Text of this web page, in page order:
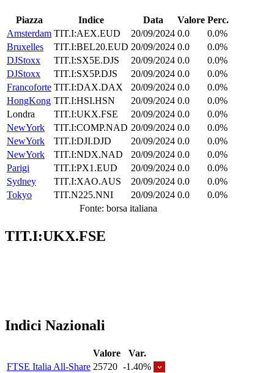
Piazza Indice Data Valore Perc.
Amsterdam TIT.I:AEX.EUD 20/09/2024 0.0
0.0%
Bruxelles
TIT.I:BEL20.EUD 20/09/2024 0.0
0.0%
DJStoxx
TIT.I:SX5E.DJS 20/09/2024 0.0
0.0%
DJStoxx
TIT.I:SX5P.DJS 20/09/2024 0.0
0.0%
Francoforte TIT.I:DAX.DAX 20/09/2024 0.0
0.0%
HongKong TIT.I:HSI.HSN 20/09/2024 0.0
0.0%
Londra
TIT.I:UKX.FSE 20/09/2024 0.0
0.0%
NewYork
TIT.I:COMP.NAD 20/09/2024 0.0
0.0%
NewYork
TIT.I:DJI.DJD 20/09/2024 0.0
0.0%
NewYork
TIT.I:NDX.NAD 20/09/2024 0.0
0.0%
Parigi
TIT.I:PX1.EUD 20/09/2024 0.0
0.0%
Sydney
TIT.I:XAO.AUS 20/09/2024 0.0
0.0%
Tokyo
TIT.N225.NNI 20/09/2024 0.0
0.0%
Fonte: borsa italiana
TIT.I:UKX.FSE
Indici Nazionali
Valore
Var.
FTSE Italia All-Share 25720 -1.40%